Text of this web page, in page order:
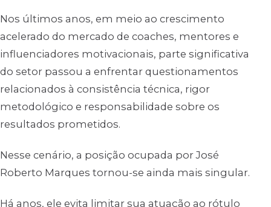
Nos últimos anos, em meio ao crescimento
acelerado do mercado de coaches, mentores e
influenciadores motivacionais, parte significativa
do setor passou a enfrentar questionamentos
relacionados à consistência técnica, rigor
metodológico e responsabilidade sobre os
resultados prometidos.
Nesse cenário, a posição ocupada por José
Roberto Marques tornou-se ainda mais singular.
Há anos, ele evita limitar sua atuação ao rótulo